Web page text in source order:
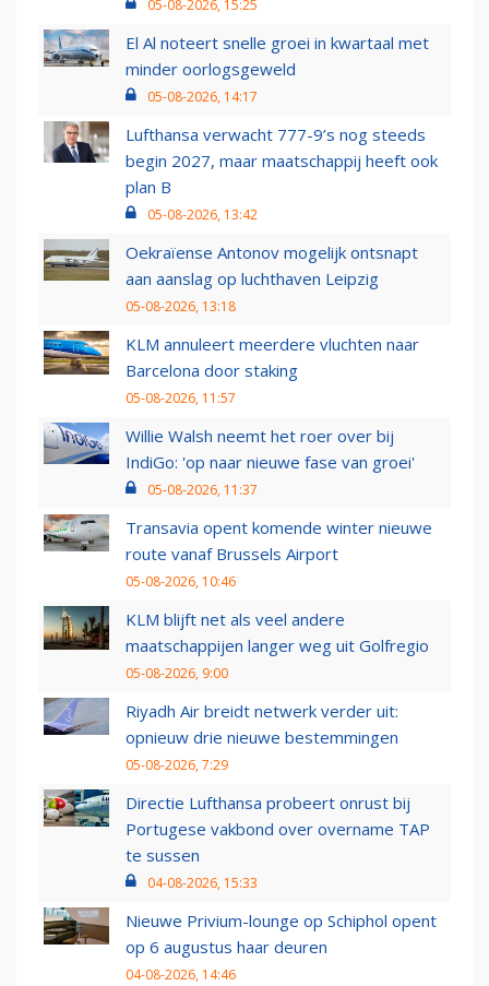
05-08-2026, 15:25
El Al noteert snelle groei in kwartaal met
minder oorlogsgeweld
05-08-2026, 14:17
Lufthansa verwacht 777-9’s nog steeds
begin 2027, maar maatschappij heeft ook
plan B
05-08-2026, 13:42
Oekraïense Antonov mogelijk ontsnapt
aan aanslag op luchthaven Leipzig
05-08-2026, 13:18
KLM annuleert meerdere vluchten naar
Barcelona door staking
05-08-2026, 11:57
Willie Walsh neemt het roer over bij
IndiGo: 'op naar nieuwe fase van groei'
05-08-2026, 11:37
Transavia opent komende winter nieuwe
route vanaf Brussels Airport
05-08-2026, 10:46
KLM blijft net als veel andere
maatschappijen langer weg uit Golfregio
05-08-2026, 9:00
Riyadh Air breidt netwerk verder uit:
opnieuw drie nieuwe bestemmingen
05-08-2026, 7:29
Directie Lufthansa probeert onrust bij
Portugese vakbond over overname TAP
te sussen
04-08-2026, 15:33
Nieuwe Privium-lounge op Schiphol opent
op 6 augustus haar deuren
04-08-2026, 14:46